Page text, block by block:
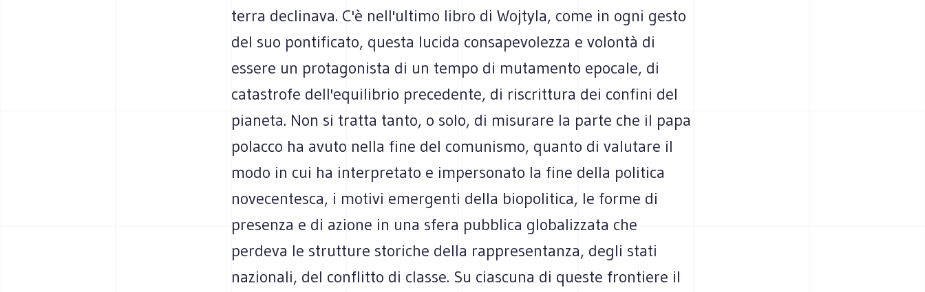
terra declinava. C'è nell'ultimo libro di Wojtyla, come in ogni gesto
del suo pontificato, questa lucida consapevolezza e volontà di
essere un protagonista di un tempo di mutamento epocale, di
catastrofe dell'equilibrio precedente, di riscrittura dei confini del
pianeta. Non si tratta tanto, o solo, di misurare la parte che il papa
polacco ha avuto nella fine del comunismo, quanto di valutare il
modo in cui ha interpretato e impersonato la fine della politica
novecentesca, i motivi emergenti della biopolitica, le forme di
presenza e di azione in una sfera pubblica globalizzata che
perdeva le strutture storiche della rappresentanza, degli stati
nazionali, del conflitto di classe. Su ciascuna di queste frontiere il